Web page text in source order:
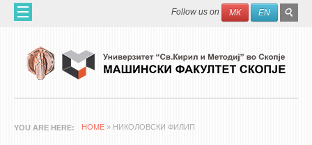
Skip to main content Search
Follow us on МК EN
ЗА НАС
60 ГОДИНИ МФ
YOU ARE HERE HOME » НИКОЛОВСКИ ФИЛИП